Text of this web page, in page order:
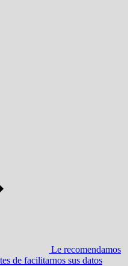
Le recomendamos
de facilitarnos sus datos